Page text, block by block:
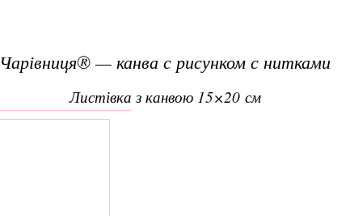
Чарівниця® — канва с рисунком с нитками
листівка з канвою 15×20 см